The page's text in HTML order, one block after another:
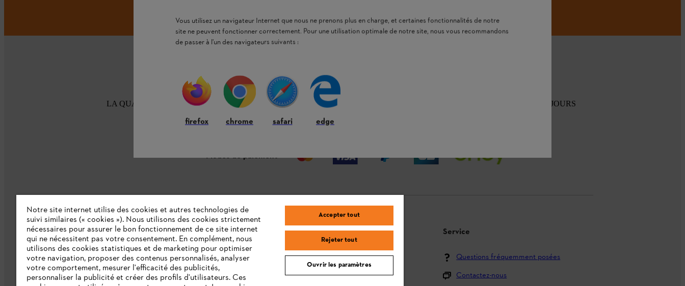
LA QUALITÉ STIHL DEPUIS 100 ANS
LIVRAISON À DOMICILE OU CHEZ
RETOUR GRATUIT SOUS 30 JOURS
Modes de paiement
L'Entreprise
Collections STIHL
Qui sommes-nous ?
Questions / Réponses
Moyens de paiement
Livraison
Service
Questions fréquemment posées
Contactez-nous
Vous utilisez un navigateur Internet que nous ne prenons plus en charge, et certaines fonctionnalités de notre
site ne peuvent fonctionner correctement. Pour une utilisation optimale de notre site, nous vous recommandons
de passer à l'un des navigateurs suivants :
firefox chrome safari edge
Notre site internet utilise des cookies et autres technologies de
suivi similaires (« cookies »). Nous utilisons des cookies strictement
nécessaires pour assurer le bon fonctionnement de ce site internet
qui ne nécessitent pas votre consentement. En complément, nous
utilisons des cookies statistiques et de marketing pour optimiser
votre navigation, proposer des contenus personnalisés, analyser
votre comportement, mesurer l'efficacité des publicités,
personnaliser la publicité et créer des profils d'utilisateurs. Ces
Accepter tout
Rejeter tout
Ouvrir les paramètres